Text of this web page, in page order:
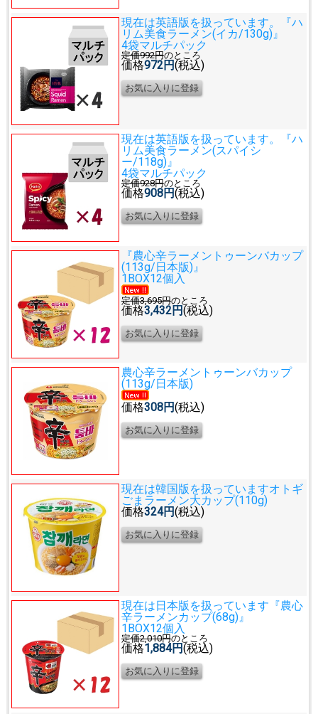
現在は英語版を扱っています。
『ハ
リム美食ラーメン(イカ/130g)』
4袋マルチパック
定価992円のところ
価格972円(税込)
現在は英語版を扱っています。
『ハ
リム美食ラーメン(スパイシ
ー/118g)』
4袋マルチパック
定価928円のところ
価格908円(税込)
『農心辛ラーメントゥーンバカップ
(113g/日本版)』
1BOX12個入
定価3,695円のところ
価格3,432円(税込)
農心辛ラーメントゥーンバカップ
(113g/日本版)
価格308円(税込)
現在は韓国版を扱っていますオトギ
ごまラーメン大カップ(110g)
価格324円(税込)
現在は日本版を扱っています 『農心
辛ラーメンカップ(68g)』
1BOX12個入
定価2,010円のところ
価格1,884円(税込)